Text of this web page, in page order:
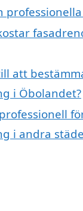
att
i Öbolandet?
i andra